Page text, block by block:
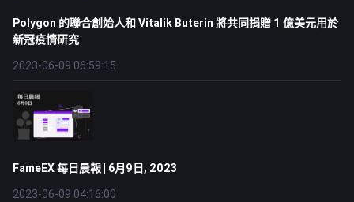
Polygon 的聯合創始人和 Vitalik Buterin 將共同捐贈 1 億美元用於
新冠疫情研究
2023-06-09 06:59:15
FameEX 每日晨報 | 6月9日, 2023
2023-06-09 04:16:00